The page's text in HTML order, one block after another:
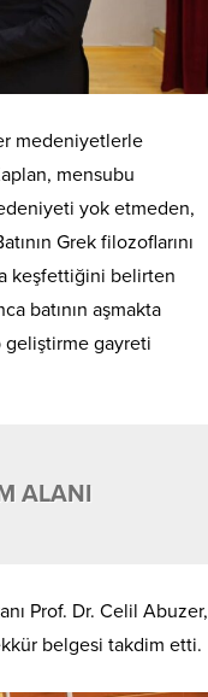
medeniyetlerle
mensubu
yok etmeden,
Grek filozoflarını
keşfettiğini belirten
batının aşmakta
geliştirme gayreti
ALANI
Prof. Dr. Celil Abuzer,
belgesi takdim etti.